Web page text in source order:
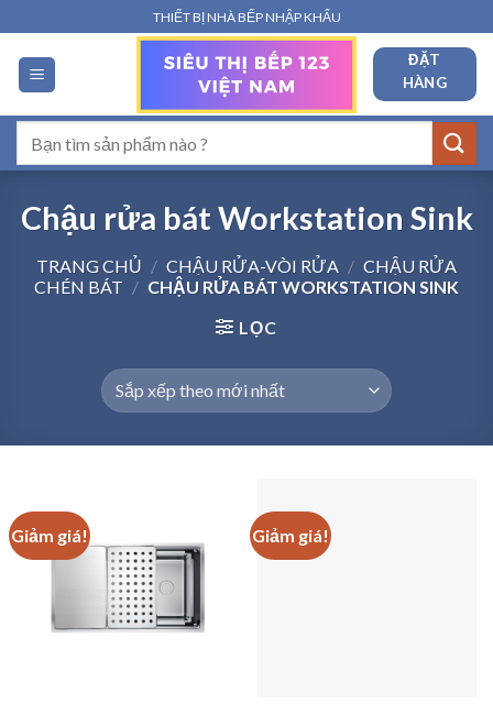
qua
nội
dung
THIẾT BỊ NHÀ BẾP NHẬP KHẨU
ĐẶT
HÀNG
kiếm:
Chậu rửa bát Workstation Sink
TRANG CHỦ / CHẬU RỬA-VÒI RỬA / CHẬU RỬA
CHÉN BÁT / CHẬU RỬA BÁT WORKSTATION SINK
LỌC
Giảm giá! Giảm giá!